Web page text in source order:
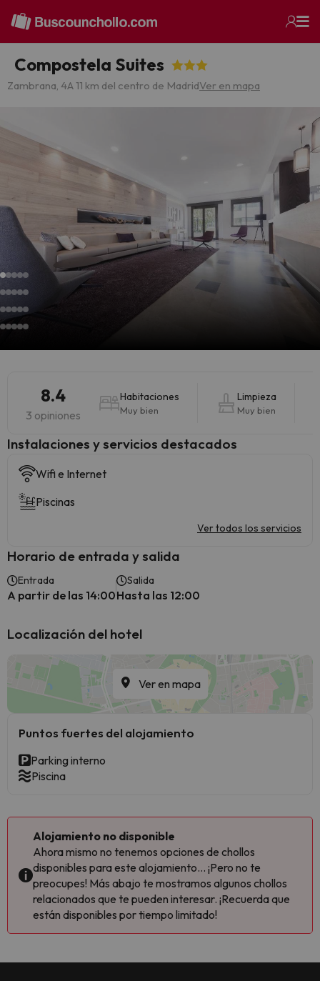
Compostela Suites
Zambrana, 4A 11 km del centro de MadridVer en mapa
8.4
3 opiniones
Habitaciones
Muy bien
Limpieza
Muy bien
Instalaciones y servicios destacados
Wifi e Internet
Piscinas
Ver todos los servicios
Horario de entrada y salida
Entrada
A partir de las 14:00
Salida
Hasta las 12:00
Localización del hotel
Ver en mapa
Puntos fuertes del alojamiento
Parking interno
Piscina
Alojamiento no disponible
Ahora mismo no tenemos opciones de chollos
disponibles para este alojamiento... ¡Pero no te
preocupes! Más abajo te mostramos algunos chollos
relacionados que te pueden interesar. ¡Recuerda que
están disponibles por tiempo limitado!